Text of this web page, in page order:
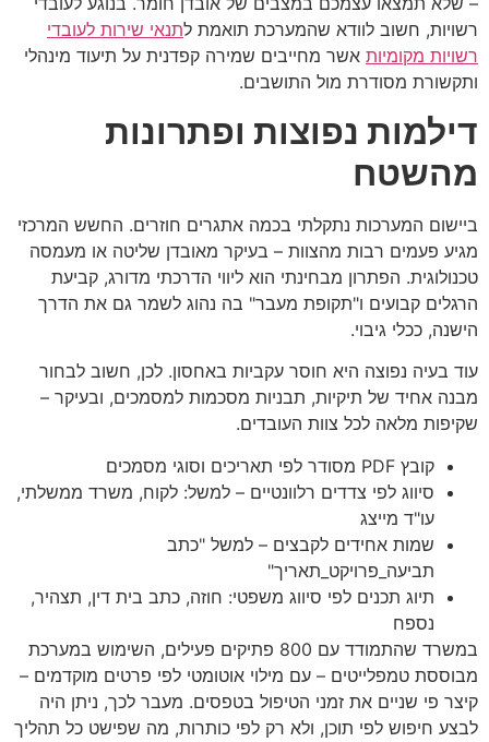
רשויות, חשוב לוודא שהמערכת תואמת לתנאי שירות לעובדי
רשויות מקומיות אשר מחייבים שמירה קפדנית על תיעוד מינהלי
ותקשורת מסודרת מול התושבים.
דילמות נפוצות ופתרונות
מהשטח
ביישום המערכות נתקלתי בכמה אתגרים חוזרים. החשש המרכזי
מגיע פעמים רבות מהצוות – בעיקר מאובדן שליטה או מעמסה
טכנולוגית. הפתרון מבחינתי הוא ליווי הדרכתי מדורג, קביעת
הרגלים קבועים ו"תקופת מעבר" בה נהוג לשמר גם את הדרך
הישנה, ככלי גיבוי.
עוד בעיה נפוצה היא חוסר עקביות באחסון. לכן, חשוב לבחור
מבנה אחיד של תיקיות, תבניות מסכמות למסמכים, ובעיקר –
שקיפות מלאה לכל צוות העובדים.
קובץ PDF מסודר לפי תאריכים וסוגי מסמכים
סיווג לפי צדדים רלוונטיים – למשל: לקוח, משרד ממשלתי,
עו"ד מייצג
שמות אחידים לקבצים – למשל "כתב
תביעה_פרויקט_תאריך"
תיוג תכנים לפי סיווג משפטי: חוזה, כתב בית דין, תצהיר,
נספח
במשרד שהתמודד עם 800 פתיקים פעילים, השימוש במערכת
מבוססת טמפלייטים – עם מילוי אוטומטי לפי פרטים מוקדמים –
קיצר פי שניים את זמני הטיפול בטפסים. מעבר לכך, ניתן היה
לבצע חיפוש לפי תוכן, ולא רק לפי כותרות, מה שפישט כל תהליך